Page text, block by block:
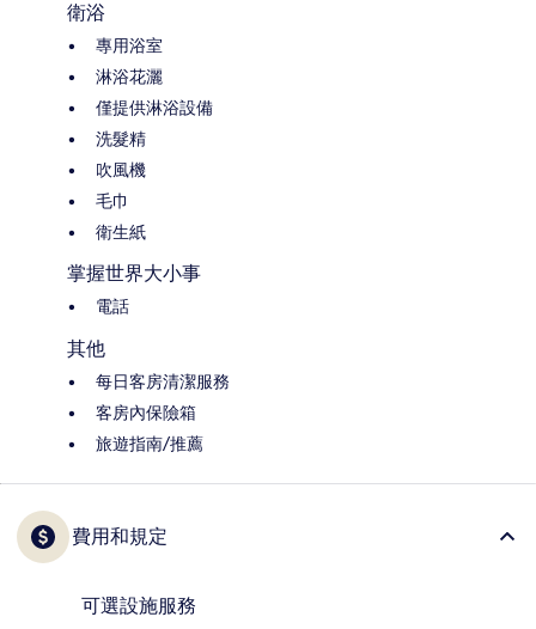
衛浴
專用浴室
淋浴花灑
僅提供淋浴設備
洗髮精
吹風機
毛巾
衛生紙
掌握世界大小事
電話
其他
每日客房清潔服務
客房內保險箱
旅遊指南/推薦
費用和規定
可選設施服務